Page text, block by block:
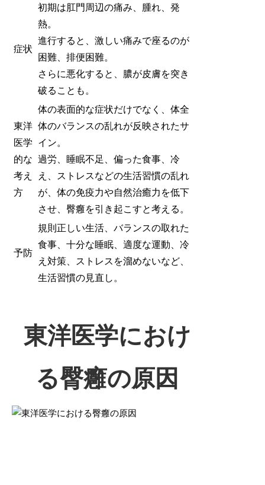
症状
初期は肛門周辺の痛み、腫れ、発
熱。
進行すると、激しい痛みで座るのが
困難、排便困難。
さらに悪化すると、膿が皮膚を突き
破ることも。
東洋
医学
的な
考え
方
体の表面的な症状だけでなく、体全
体のバランスの乱れが反映されたサ
イン。
過労、睡眠不足、偏った食事、冷
え、ストレスなどの生活習慣の乱れ
が、体の免疫力や自然治癒力を低下
させ、臀癰を引き起こすと考える。
予防
規則正しい生活、バランスの取れた
食事、十分な睡眠、適度な運動、冷
え対策、ストレスを溜めないなど、
生活習慣の見直し。
東洋医学におけ
る臀癰の原因